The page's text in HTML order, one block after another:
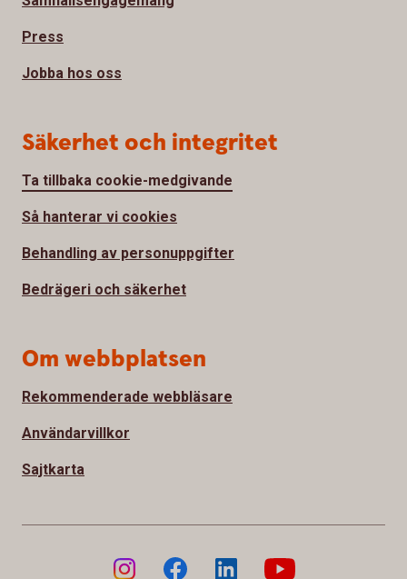
Press
Jobba hos oss
Säkerhet och integritet
Ta tillbaka cookie-medgivande
Så hanterar vi cookies
Behandling av personuppgifter
Bedrägeri och säkerhet
Om webbplatsen
Rekommenderade webbläsare
Användarvillkor
Sajtkarta